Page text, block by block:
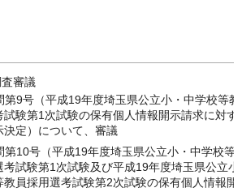
審議
第9号（平成19年度埼玉県公立小・中学校等
試験第1次試験の保有個人情報開示請求に対す
決定）について、審議
第10号（平成19年度埼玉県公立小・中学校等
考試験第1次試験及び平成19年度埼玉県公立小
教員採用選考試験第2次試験の保有個人情報開